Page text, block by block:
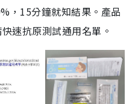
，15分鐘就知結果。產品
速抗原測試通用名單。